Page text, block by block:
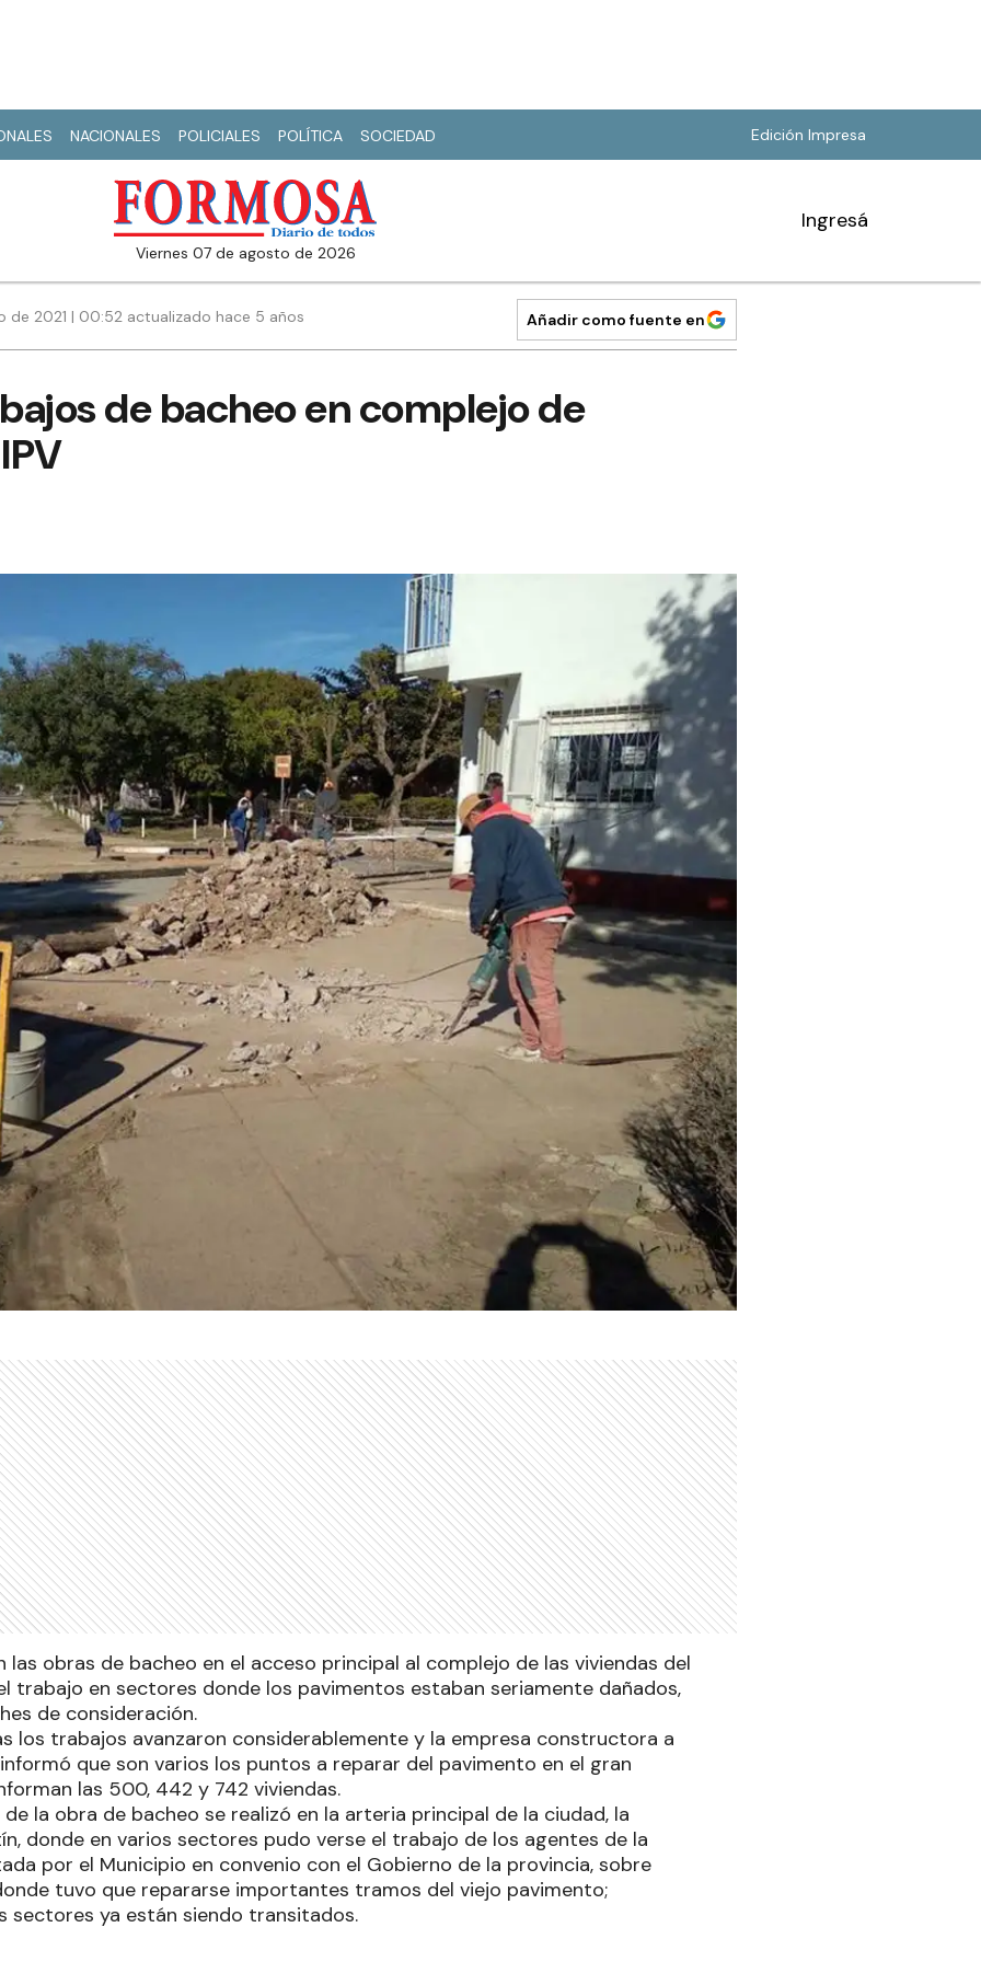
NACIONALES POLICIALES POLÍTICA SOCIEDAD Edición Impresa
viernes 07 de agosto de 2026
Ingresá
de 2021 | 00:52 actualizado hace 5 años Añadir como fuente en
de bacheo en complejo de
las obras de bacheo en el acceso principal al complejo de las viviendas del
trabajo en sectores donde los pavimentos estaban seriamente dañados,
de consideración.
los trabajos avanzaron considerablemente y la empresa constructora a
que son varios los puntos a reparar del pavimento en el gran
las 500, 442 y 742 viviendas.
la obra de bacheo se realizó en la arteria principal de la ciudad, la
donde en varios sectores pudo verse el trabajo de los agentes de la
por el Municipio en convenio con el Gobierno de la provincia, sobre
tuvo que repararse importantes tramos del viejo pavimento;
sectores ya están siendo transitados.